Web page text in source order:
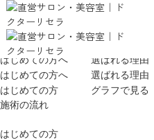
はじめての方へ
はじめての方へ
はじめての方
施術の流れ
選ばれる理由
選ばれる理由
グラフで見る
はじめての方